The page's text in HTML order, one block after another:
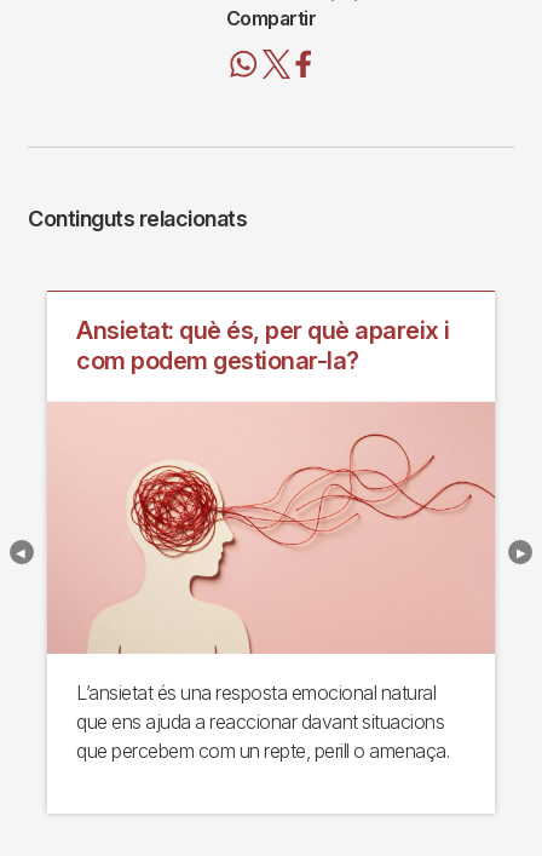
Compartir
Continguts relacionats
Ansietat: què és, per què apareix i
com podem gestionar-la?
L’ansietat és una resposta emocional natural
que ens ajuda a reaccionar davant situacions
que percebem com un repte, perill o amenaça.